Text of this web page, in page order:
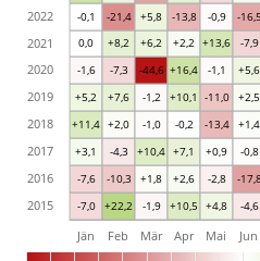
-7,0 +22,2 -1,9 +10,5 +4,8 -4,6
-7,6 -10,3 +1,8 +2,6 -2,8 -
+3,1 -4,3 +10,4 +7,1 +0,9 -0,8
+11,4 +2,0 -1,0 -0,2 -13,4 +1,4
+5,2 +7,6 -1,2 +10,1 -11,0 +2,5
-1,6 -7,3 -44,6 +16,4 -1,1 +5,6
0,0 +8,2 +6,2 +2,2 +13,6 -7,9
-0,1 -21,4 +5,8 -13,8 -0,9 -16,5
Jän Feb Mär Apr Mai Jun
2015
2016
2017
2018
2019
2020
2021
2022